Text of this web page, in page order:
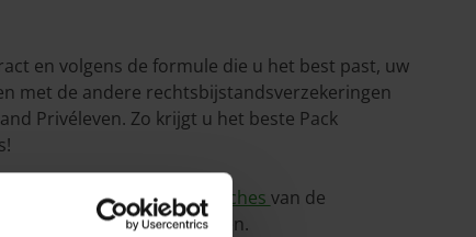
en volgens de formule die u het best past, uw
met de andere rechtsbijstandsverzekeringen
Privéleven. Zo krijgt u het beste Pack
raadpleeg dan deIPID-fiches van de
Artikel 1 wil combineren.